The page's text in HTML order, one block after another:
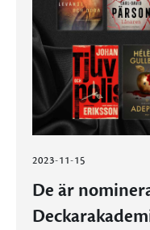
2023-11-15
De är